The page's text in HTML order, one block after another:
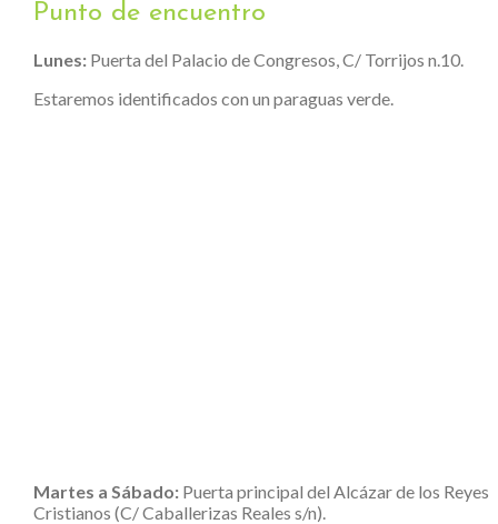
Punto de encuentro
Lunes: Puerta del Palacio de Congresos, C/ Torrijos n.10.
Estaremos identificados con un paraguas verde.
Martes a Sábado: Puerta principal del Alcázar de los Reyes
Cristianos (C/ Caballerizas Reales s/n).